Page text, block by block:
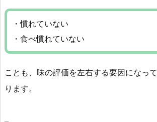
・慣れていない
・食べ慣れていない
ことも、味の評価を左右する要因になっ
ります。